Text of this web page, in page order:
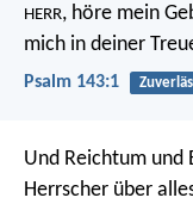
HERR, höre mein
mich in deiner
Psalm 143:1
Und Reichtum und
Herrscher über